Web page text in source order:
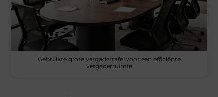
Gebruikte grote vergadertafel voor een efficiënte
vergaderruimte